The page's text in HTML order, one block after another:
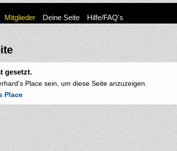
Mitglieder Deine Seite Hilfe/FAQ's
gesetzt.
Place sein, um diese Seite anzuzeigen.
Place